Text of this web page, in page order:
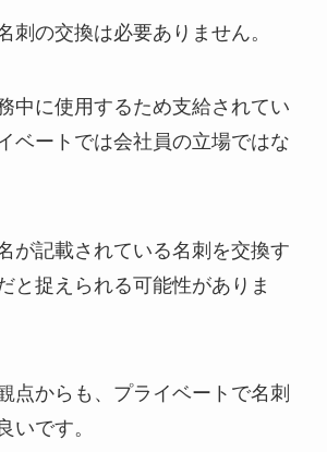
刺の交換は必要ありません。
中に使用するため支給されてい
ベートでは会社員の立場ではな
が記載されている名刺を交換す
と捉えられる可能性がありま
点からも、プライベートで名刺
いです。